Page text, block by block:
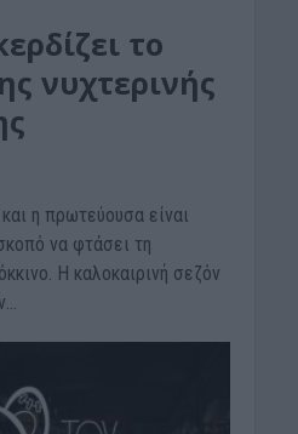
το
νυχτερινής
η πρωτεύουσα είναι
να φτάσει τη
Η καλοκαιρινή σεζόν